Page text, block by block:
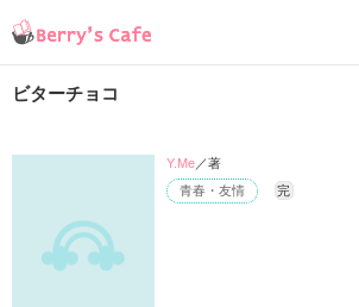
ビターチョコ
青春・友情 完
Y.Me／著